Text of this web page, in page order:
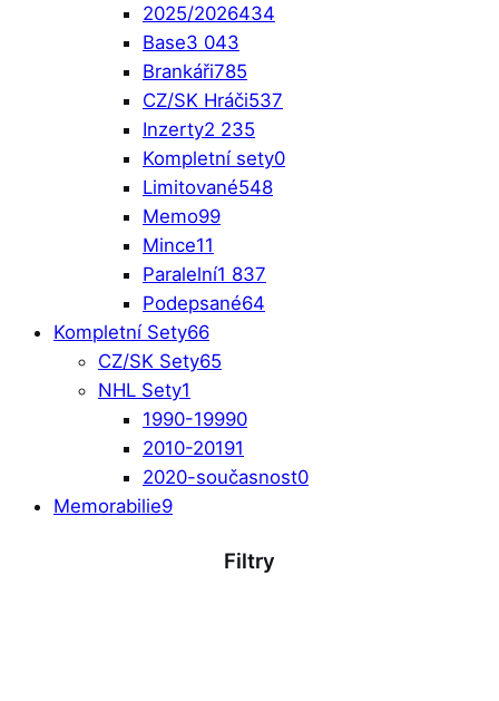
2025/2026434
Base3 043
Brankáři785
CZ/SK Hráči537
Inzerty2 235
Kompletní sety0
Limitované548
Memo99
Mince11
Paralelní1 837
Podepsané64
Kompletní Sety66
CZ/SK Sety65
NHL Sety1
1990-19990
2010-20191
2020-současnost0
Memorabilie9
Filtry